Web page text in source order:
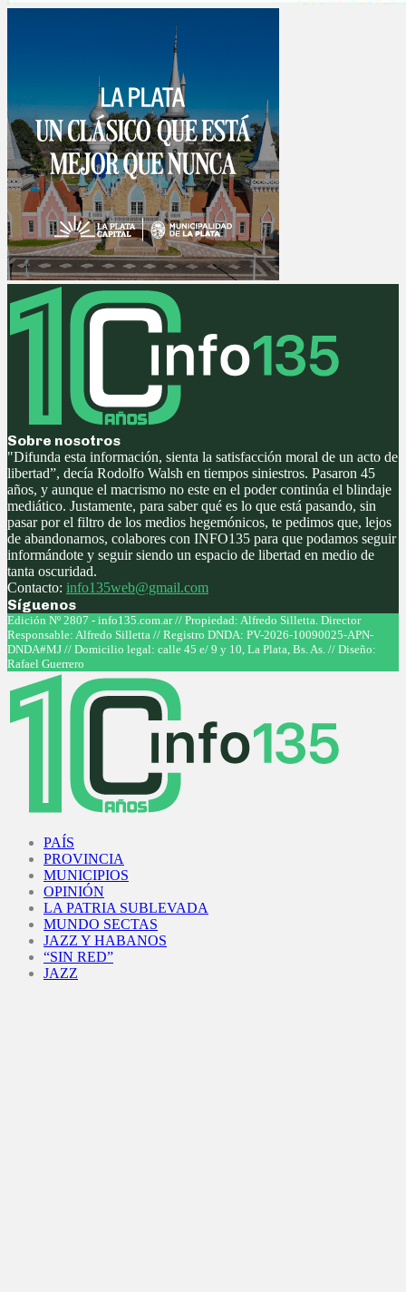
Sobre nosotros
"Difunda esta información, sienta la satisfacción moral de un acto de
libertad”, decía Rodolfo Walsh en tiempos siniestros. Pasaron 45
años, y aunque el macrismo no este en el poder continúa el blindaje
mediático. Justamente, para saber qué es lo que está pasando, sin
pasar por el filtro de los medios hegemónicos, te pedimos que, lejos
de abandonarnos, colabores con INFO135 para que podamos seguir
informándote y seguir siendo un espacio de libertad en medio de
tanta oscuridad.
Contacto: info135web@gmail.com
Síguenos
Facebook
Twitter
Instagram
Youtube
Edición Nº 2807 - info135.com.ar // Propiedad: Alfredo Silletta. Director
Responsable: Alfredo Silletta // Registro DNDA: PV-2026-10090025-APN-
DNDA#MJ // Domicilio legal: calle 45 e/ 9 y 10, La Plata, Bs. As. // Diseño:
Rafael Guerrero
PAÍS
PROVINCIA
MUNICIPIOS
OPINIÓN
LA PATRIA SUBLEVADA
MUNDO SECTAS
JAZZ Y HABANOS
“SIN RED”
JAZZ